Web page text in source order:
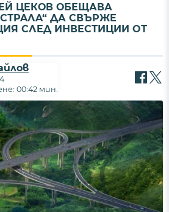
ЦЕКОВ ОБЕЩАВА
ДА CВЪPЖЕ
CЛEД ИНВECТИЦИИ OТ
00:42 мин.